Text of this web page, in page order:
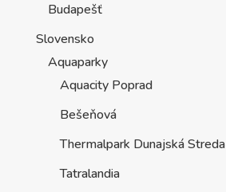
Budapešť
Slovensko
Aquaparky
Aquacity Poprad
Bešeňová
Thermalpark Dunajská Streda
Tatralandia